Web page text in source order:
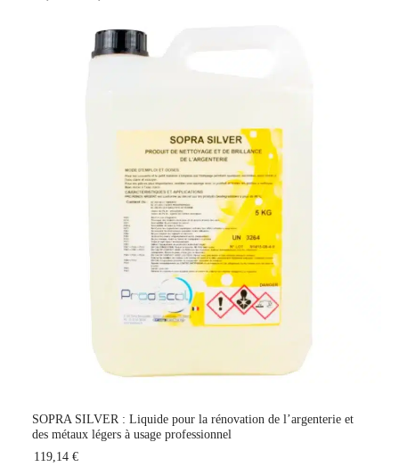
SOPRA SILVER : Liquide pour la rénovation de l’argenterie et
des métaux légers à usage professionnel
119,14 €